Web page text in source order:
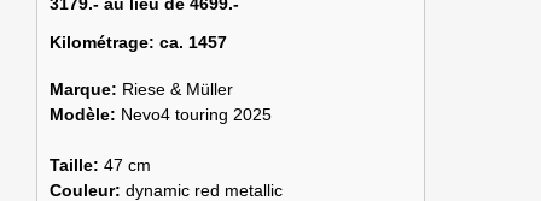
Kilométrage: ca. 1457
Marque: Riese & Müller
Modèle: Nevo4 touring 2025
Taille: 47 cm
Couleur: dynamic red metallic